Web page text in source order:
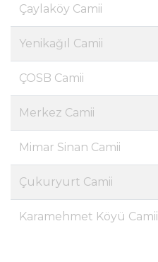
Çaylaköy Camii
Yenikağıl Camii
ÇOSB Camii
Merkez Camii
Mimar Sinan Camii
Çukuryurt Camii
Karamehmet Köyü Camii